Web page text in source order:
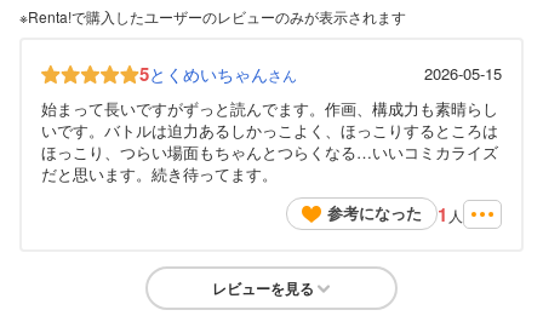
※Renta!で購入したユーザーのレビューのみが表示されます
5とくめいちゃんさん
2026-05-15
始まって長いですがずっと読んでます。作画、構成力も素晴らし
いです。バトルは迫力あるしかっこよく、ほっこりするところは
ほっこり、つらい場面もちゃんとつらくなる…いいコミカライズ
だと思います。続き待ってます。
参考になった
1 人
レビューを見る